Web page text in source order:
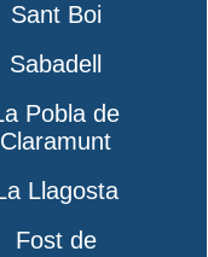
Sant Boi
Sabadell
Pobla de
Claramunt
Llagosta
Fost de